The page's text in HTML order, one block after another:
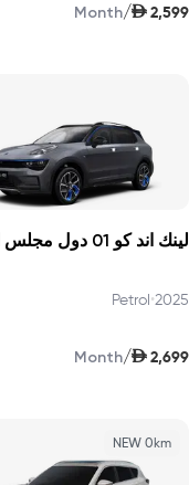
AED 2,599
/
Month
2025
•
Petrol
AED 2,699
/
Month
NEW 0km